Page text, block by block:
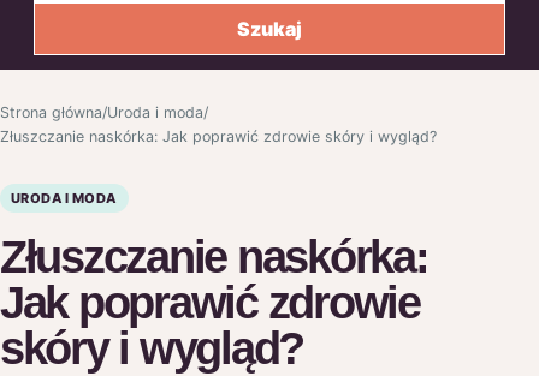
Szukaj
Strona główna/Uroda i moda/
Złuszczanie naskórka: Jak poprawić zdrowie skóry i wygląd?
URODA I MODA
Złuszczanie naskórka:
Jak poprawić zdrowie
skóry i wygląd?